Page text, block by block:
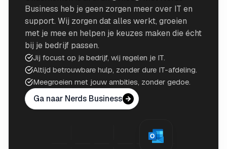
Business heb je geen zorgen meer over IT en
support. Wij zorgen dat alles werkt, groeien
met je mee en helpen je keuzes maken die écht
bij je bedrijf passen.
Jij focust op je bedrijf, wij regelen je IT.
Altijd betrouwbare hulp, zonder dure IT-afdeling.
Meegroeien met jouw ambities, zonder gedoe.
Ga naar Nerds Business